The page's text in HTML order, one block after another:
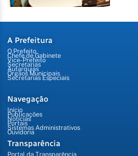
A Prefeitura
O Prefeito
Chefe de Gabinete
Vice-Prefeito
Secretarias
Autarquias
Órgãos Municipais
Secretarias Especiais
Navegação
Início
Publicações
Notícias
Portais
Sistemas Administrativos
Ouvidoria
Transparência
Portal da Transparência